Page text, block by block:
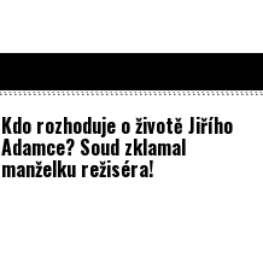
Kdo rozhoduje o životě Jiřího
Adamce? Soud zklamal
manželku režiséra!